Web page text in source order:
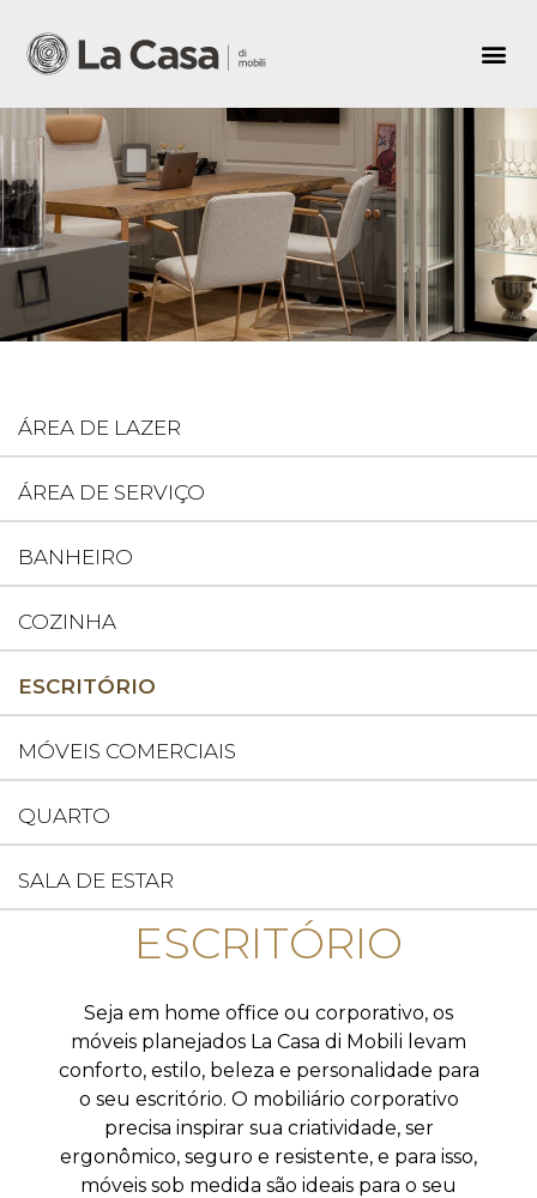
ÁREA DE LAZER
ÁREA DE SERVIÇO
BANHEIRO
COZINHA
ESCRITÓRIO
MÓVEIS COMERCIAIS
QUARTO
SALA DE ESTAR
ESCRITÓRIO
Seja em home office ou corporativo, os
móveis planejados La Casa di Mobili levam
conforto, estilo, beleza e personalidade para
o seu escritório. O mobiliário corporativo
precisa inspirar sua criatividade, ser
ergonômico, seguro e resistente, e para isso,
móveis sob medida são ideais para o seu